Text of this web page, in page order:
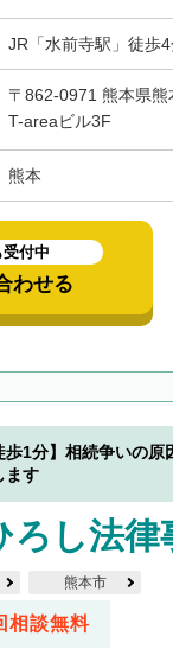
JR「水前寺駅」徒歩
〒862-0971 熊本県
T-areaビル3F
熊本
付中
わせる
歩1分】相続争いの
ます
ろし法律
熊本市
相談無料